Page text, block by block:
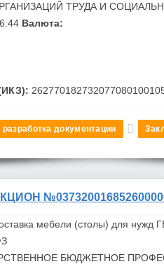
ТРУДА И
Валюта:
документации
мебели (столы) для
БЮДЖЕТНОЕ